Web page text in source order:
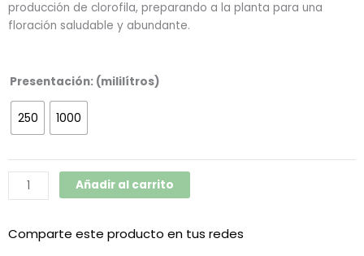
producción de clorofila, preparando a la planta para una
floración saludable y abundante.
Presentación: (mililítros)
250 1000
Top
(Top
Crop)
Añadir al carrito
Comparte este producto en tus redes